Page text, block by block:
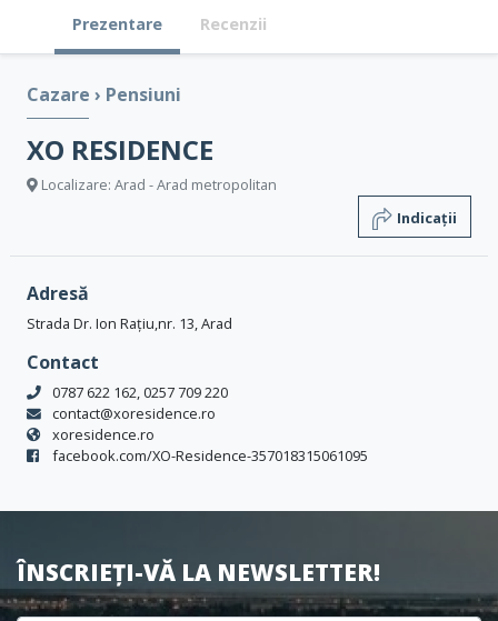
Prezentare Recenzii
Cazare › Pensiuni
XO RESIDENCE
Localizare: Arad - Arad metropolitan
Indicații
Adresă
Strada Dr. Ion Rațiu,nr. 13, Arad
Contact
0787 622 162, 0257 709 220
contact@xoresidence.ro
xoresidence.ro
facebook.com/XO-Residence-357018315061095
ÎNSCRIEȚI-VĂ LA NEWSLETTER!